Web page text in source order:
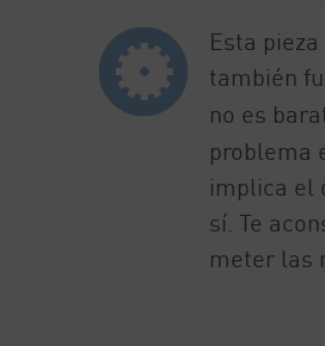
Esta
también
no es
problema
implica el
sí. Te
meter las